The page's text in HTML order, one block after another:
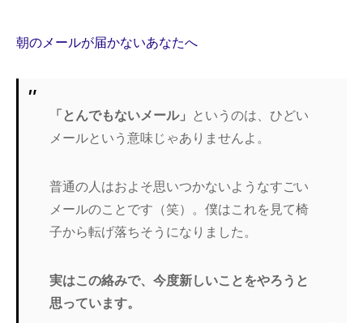
朝のメールが届かないあなたへ
「とんでもないメール」
というのは、ひどい
メールという意味じゃありませんよ。
普通の人はおよそ思いつかないようなすごい
メールのことです（笑）。僕はこれを見て椅
子から転げ落ちそうになりました。
実はこの絡みで、今度新しいことをやろうと
思っています。